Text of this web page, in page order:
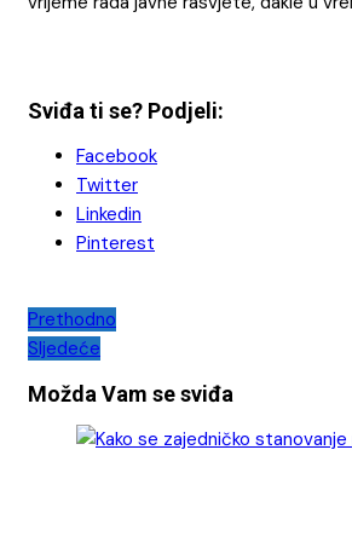
Sviđa ti se? Podjeli:
Facebook
Twitter
Linkedin
Pinterest
Navigacija
objava
Prethodno
Sljedeće
Možda Vam se sviđa